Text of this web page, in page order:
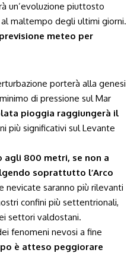
un’evoluzione piuttosto
maltempo degli ultimi giorni.
meteo per
porterà alla genesi
di pressione sul Mar
pioggia raggiungerà il
più significativi sul Levante
agli 800 metri, se non a
soprattutto l’Arco
nevicate saranno più rilevanti
confini più settentrionali,
settori valdostani.
fenomeni nevosi a fine
è atteso peggiorare